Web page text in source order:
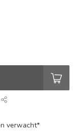
verwacht*